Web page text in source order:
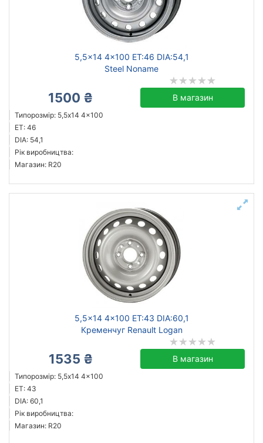
5,5x14 4x100 ET:46 DIA:54,1
Steel Noname
1500 ₴ В магазин
Типорозмір: 5,5x14 4x100
ET: 46
DIA: 54,1
Рік виробництва:
Магазин: R20
5,5x14 4x100 ET:43 DIA:60,1
Кременчуг Renault Logan
1535 ₴ В магазин
Типорозмір: 5,5x14 4x100
ET: 43
DIA: 60,1
Рік виробництва:
Магазин: R20